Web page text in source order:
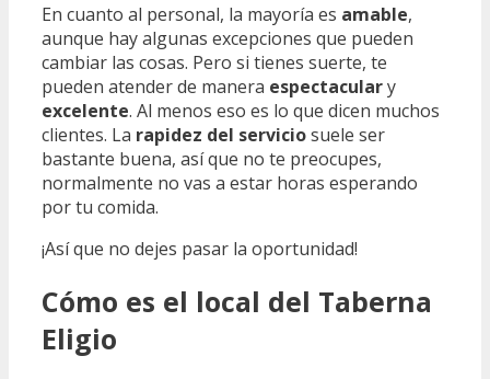
En cuanto al personal, la mayoría es amable,
aunque hay algunas excepciones que pueden
cambiar las cosas. Pero si tienes suerte, te
pueden atender de manera espectaculary
excelente. Al menos eso es lo que dicen muchos
clientes. La rapidez del serviciosuele ser
bastante buena, así que no te preocupes,
normalmente no vas a estar horas esperando
por tu comida.
¡Así que no dejes pasar la oportunidad!
Cómo es el local del Taberna
Eligio